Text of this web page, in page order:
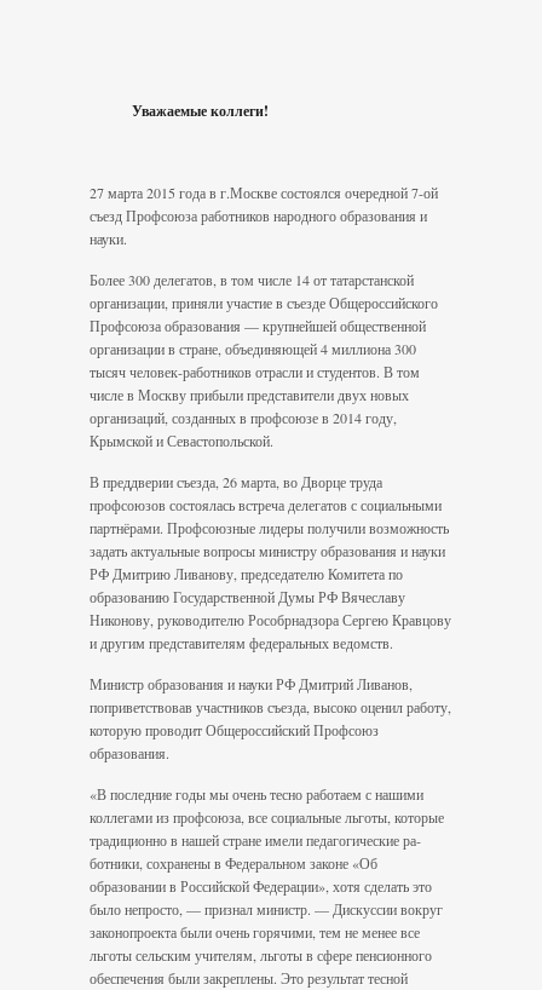
Уважаемые коллеги!
27 марта 2015 года в г.Москве состоялся очередной 7-ой
съезд Профсоюза работников народного образования и
науки.
Более 300 делегатов, в том числе 14 от татарстанской
организации, приняли участие в съезде Общероссийского
Профсоюза образования — крупнейшей общественной
организации в стране, объединяющей 4 миллиона 300
тысяч человек-работников отрасли и студентов. В том
числе в Москву прибыли представители двух новых
организаций, созданных в профсоюзе в 2014 году,
Крымской и Севастопольской.
В преддверии съезда, 26 марта, во Дворце труда
профсоюзов состоялась встреча делегатов с социальными
партнёрами. Профсоюзные лидеры получили возможность
задать актуальные вопросы министру образования и науки
РФ Дмитрию Ливанову, председателю Комитета по
образованию Государственной Думы РФ Вячеславу
Никонову, руководителю Рособрнадзора Сергею Кравцову
и другим представителям федеральных ведомств.
Министр образования и науки РФ Дми­трий Ливанов,
поприветствовав участников съезда, высоко оценил работу,
которую проводит Общероссийский Профсоюз
образования.
«В последние годы мы очень тесно работаем с нашими
коллегами из профсоюза, все социальные льготы, которые
традиционно в нашей стране имели педагогические ра­
ботники, сохранены в Федеральном законе «Об
образовании в Российской Федерации», хотя сделать это
было непросто, — признал министр. — Дискуссии вокруг
законопро­екта были очень горячими, тем не менее все
льготы сельским учителям, льготы в сфере пенсионного
обеспечения были за­креплены. Это результат тесной